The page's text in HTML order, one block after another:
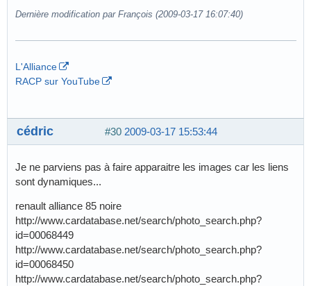
Dernière modification par François (2009-03-17 16:07:40)
L'Alliance
RACP sur YouTube
#30 2009-03-17 15:53:44
cédric
Je ne parviens pas à faire apparaitre les images car les liens
sont dynamiques...
renault alliance 85 noire
http://www.cardatabase.net/search/photo_search.php?
id=00068449
http://www.cardatabase.net/search/photo_search.php?
id=00068450
http://www.cardatabase.net/search/photo_search.php?